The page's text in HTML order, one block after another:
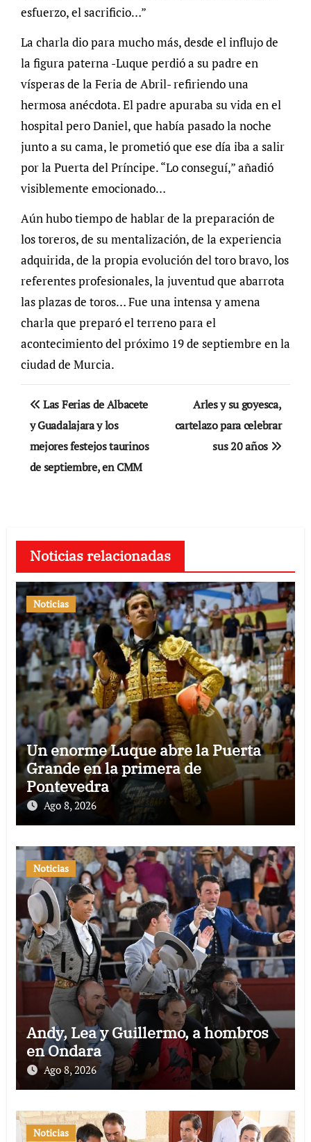
esfuerzo, el sacrificio…”
La charla dio para mucho más, desde el influjo de
la figura paterna -Luque perdió a su padre en
vísperas de la Feria de Abril- refiriendo una
hermosa anécdota. El padre apuraba su vida en el
hospital pero Daniel, que había pasado la noche
junto a su cama, le prometió que ese día iba a salir
por la Puerta del Príncipe. “Lo conseguí,” añadió
visiblemente emocionado…
Aún hubo tiempo de hablar de la preparación de
los toreros, de su mentalización, de la experiencia
adquirida, de la propia evolución del toro bravo, los
referentes profesionales, la juventud que abarrota
las plazas de toros… Fue una intensa y amena
charla que preparó el terreno para el
acontecimiento del próximo 19 de septiembre en la
ciudad de Murcia.
Navegación
de
entradas
Las Ferias de Albacete
y Guadalajara y los
mejores festejos taurinos
de septiembre, en CMM
Arles y su goyesca,
cartelazo para celebrar
sus 20 años
Noticias relacionadas
Noticias
Un enorme Luque abre la Puerta
Grande en la primera de
Pontevedra
Ago 8, 2026
Noticias
Andy, Lea y Guillermo, a hombros
en Ondara
Ago 8, 2026
Noticias